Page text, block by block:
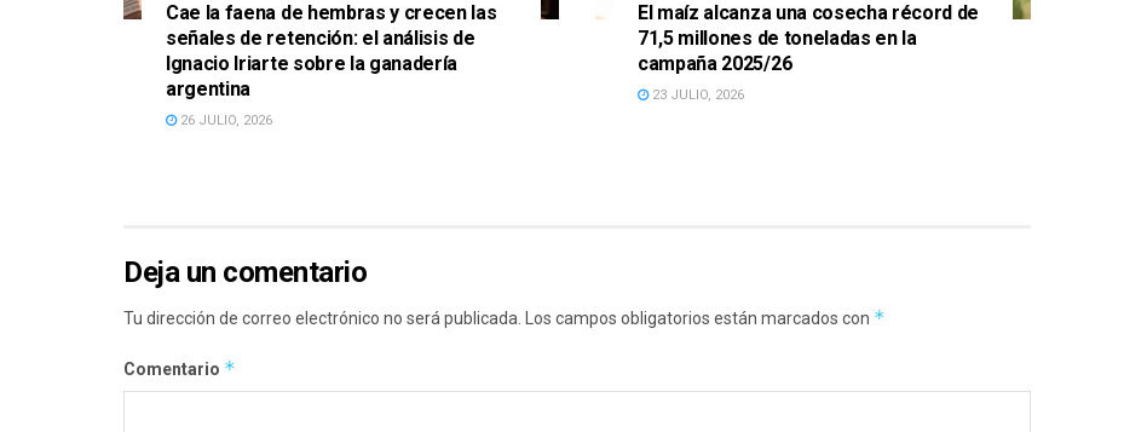
Cae la faena de hembras y crecen las
señales de retención: el análisis de
Ignacio Iriarte sobre la ganadería
argentina
26 JULIO, 2026
El maíz alcanza una cosecha récord de
71,5 millones de toneladas en la
campaña 2025/26
23 JULIO, 2026
Deja un comentario
Tu dirección de correo electrónico no será publicada. Los campos obligatorios están marcados con *
Comentario *